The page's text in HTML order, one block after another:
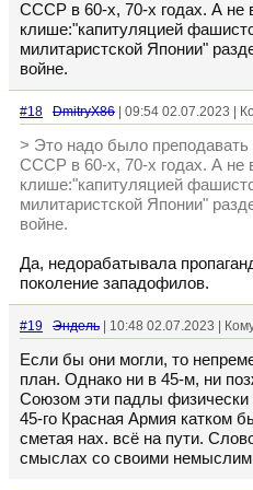
СССР в 60-х, 70-х годах. А не
клише:"капитуляцией
милитаристской Японии"
войне.
#18 DmitryX86 | 09:54 02.07.2023 |
> Это надо было преподавать
СССР в 60-х, 70-х годах. А не
клише:"капитуляцией
милитаристской Японии"
войне.
Да, недорабатывала
поколение западофилов.
#19 Эндель | 10:48 02.07.2023 |
Если бы они могли, то
план. Однако ни в 45-м, ни
Союзом эти падлы
45-го Красная Армия катком
сметая нах. всё на пути.
смыслах со своими